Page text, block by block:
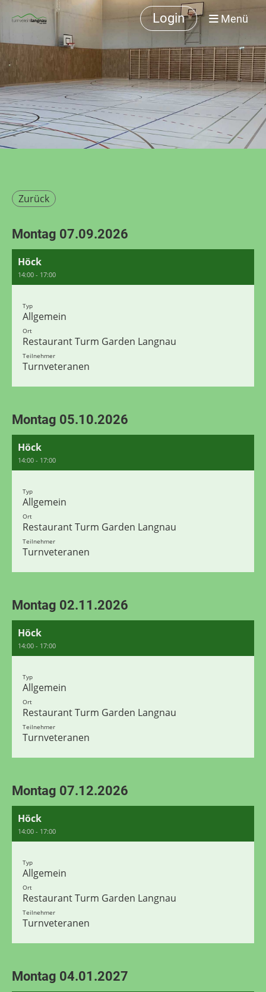
Login Menü
Zurück
Montag 07.09.2026
Höck
14:00 - 17:00
Typ
Allgemein
Ort
Restaurant Turm Garden Langnau
Teilnehmer
Turnveteranen
Montag 05.10.2026
Höck
14:00 - 17:00
Typ
Allgemein
Ort
Restaurant Turm Garden Langnau
Teilnehmer
Turnveteranen
Montag 02.11.2026
Höck
14:00 - 17:00
Typ
Allgemein
Ort
Restaurant Turm Garden Langnau
Teilnehmer
Turnveteranen
Montag 07.12.2026
Höck
14:00 - 17:00
Typ
Allgemein
Ort
Restaurant Turm Garden Langnau
Teilnehmer
Turnveteranen
Montag 04.01.2027